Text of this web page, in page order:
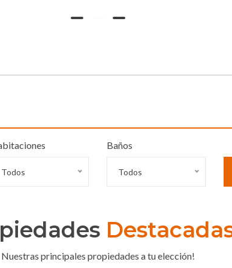
Todos Todos
Nuestras principales propiedades a tu elección!